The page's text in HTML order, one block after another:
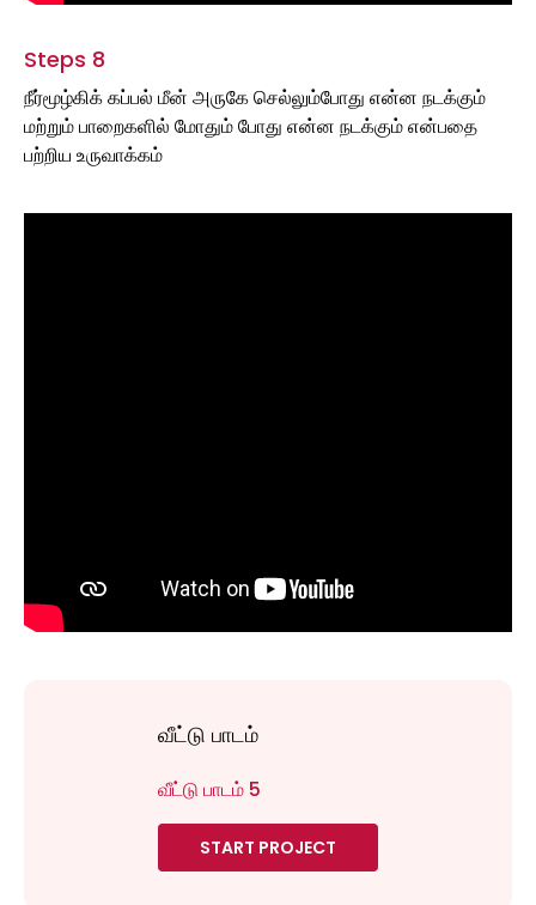
Steps 8
நீர்மூழ்கிக் கப்பல் மீன் அருகே செல்லும்போது என்ன நடக்கும்
மற்றும் பாறைகளில் மோதும் போது என்ன நடக்கும் என்பதை
பற்றிய உருவாக்கம்
வீட்டு பாடம்
வீட்டு பாடம் 5
START PROJECT